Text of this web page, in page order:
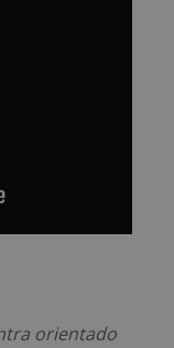
orientado